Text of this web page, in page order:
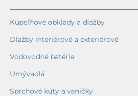
Kúpeľňové obklady a dlažby
Dlažby interiérové a exteriérové
Vodovodné batérie
Umývadlá
Sprchové kúty a vaničky